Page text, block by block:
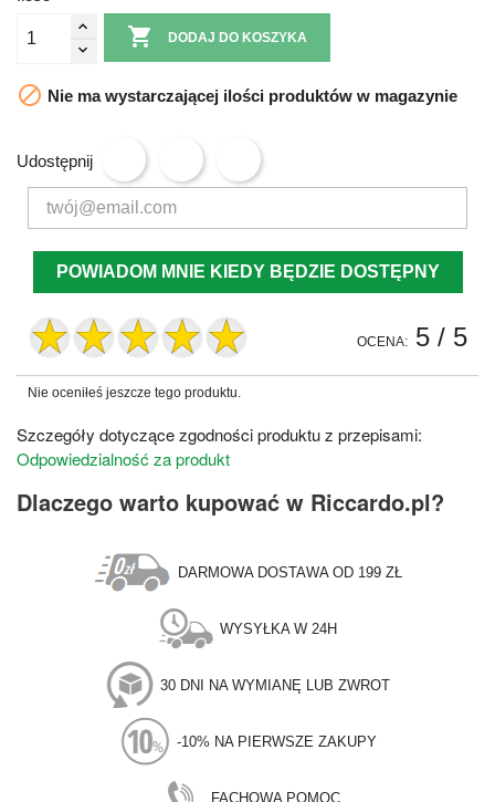
 DODAJ DO KOSZYKA
 Nie ma wystarczającej ilości produktów w magazynie
Udostępnij
POWIADOM MNIE KIEDY BĘDZIE DOSTĘPNY
OCENA: 5 / 5
Nie oceniłeś jeszcze tego produktu.
Szczegóły dotyczące zgodności produktu z przepisami:
Odpowiedzialność za produkt
Dlaczego warto kupować w Riccardo.pl?
DARMOWA DOSTAWA OD 199 ZŁ
WYSYŁKA W 24H
30 DNI NA WYMIANĘ LUB ZWROT
-10% NA PIERWSZE ZAKUPY
FACHOWA POMOC